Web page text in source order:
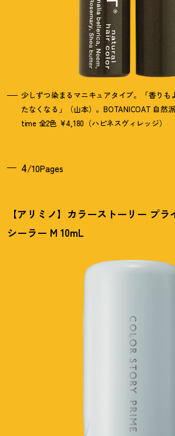
少しずつ染まるマニキュアタイプ。「香りも
たなくなる」（山本）。BOTANICOAT 自然
time 全2色 ¥4,180（ハピネスヴィレッジ）
4/10Pages
【アリミノ】カラーストーリー プ
シーラー M 10mL